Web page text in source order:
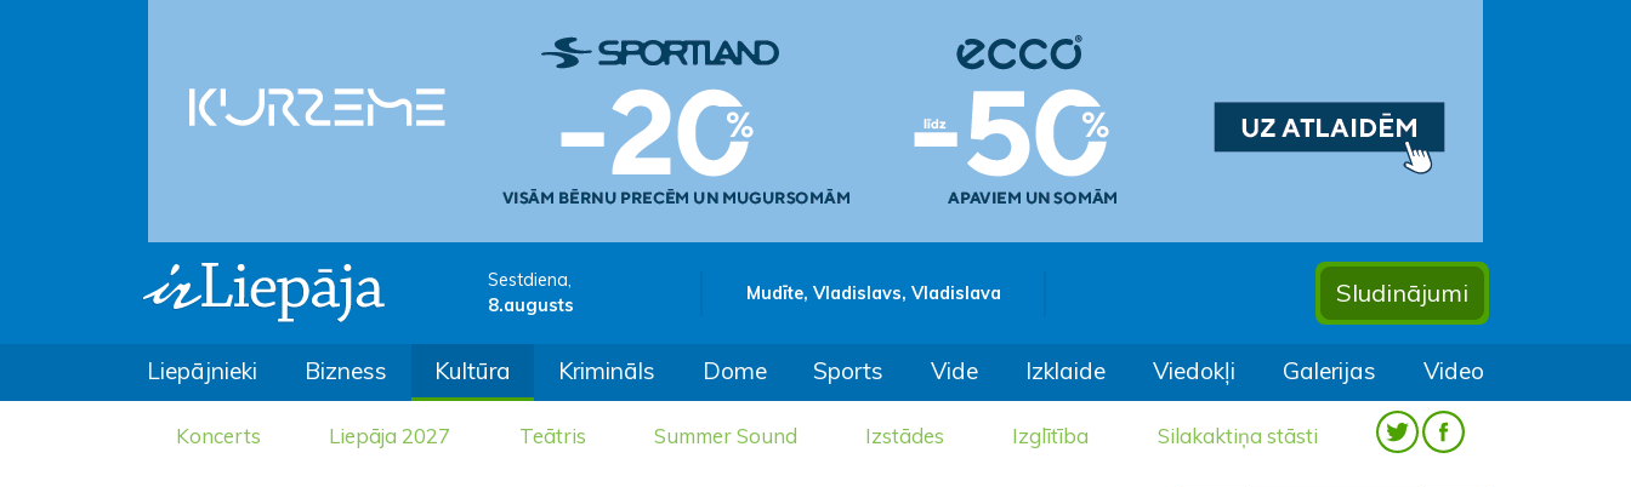
Sestdiena,
8.augusts
Mudīte, Vladislavs, Vladislava Sludinājumi
Liepājnieki Bizness Kultūra Krimināls Dome Sports Vide Izklaide Viedokļi Galerijas Video
Koncerts Liepāja 2027 Teātris Summer Sound Izstādes Izglītība Silakaktiņa stāsti